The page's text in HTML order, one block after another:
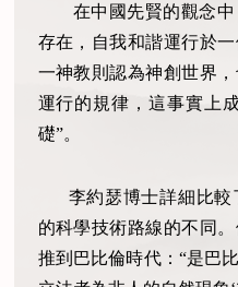
在中國先賢的觀念
存在，自我和諧運行於
一神教則認為神創世界
運行的規律，這事實上
礎”。
李約瑟博士詳細比
的科學技術路線的不同
推到巴比倫時代：“是巴